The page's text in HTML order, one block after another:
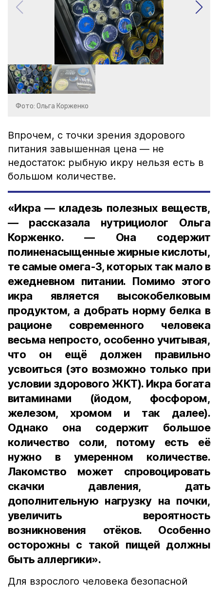
Фото: Ольга Корженко
Впрочем, с точки зрения здорового
питания завышенная цена — не
недостаток: рыбную икру нельзя есть в
большом количестве.
«Икра — кладезь полезных веществ,
— рассказала нутрициолог Ольга
Корженко. — Она содержит
полиненасыщенные жирные кислоты,
те самые омега-3, которых так мало в
ежедневном питании. Помимо этого
икра является высокобелковым
продуктом, а добрать норму белка в
рационе современного человека
весьма непросто, особенно учитывая,
что он ещё должен правильно
усвоиться (это возможно только при
условии здорового ЖКТ). Икра богата
витаминами (йодом, фосфором,
железом, хромом и так далее).
Однако она содержит большое
количество соли, потому есть её
нужно в умеренном количестве.
Лакомство может спровоцировать
скачки давления, дать
дополнительную нагрузку на почки,
увеличить вероятность
возникновения отёков. Особенно
осторожны с такой пищей должны
быть аллергики».
Для взрослого человека безопасной